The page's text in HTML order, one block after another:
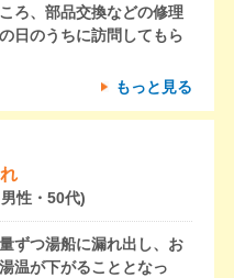
ろ、部品交換などの修理
日のうちに訪問してもら
もっと見る
性・50代)
ずつ湯船に漏れ出し、お
温が下がることとなっ